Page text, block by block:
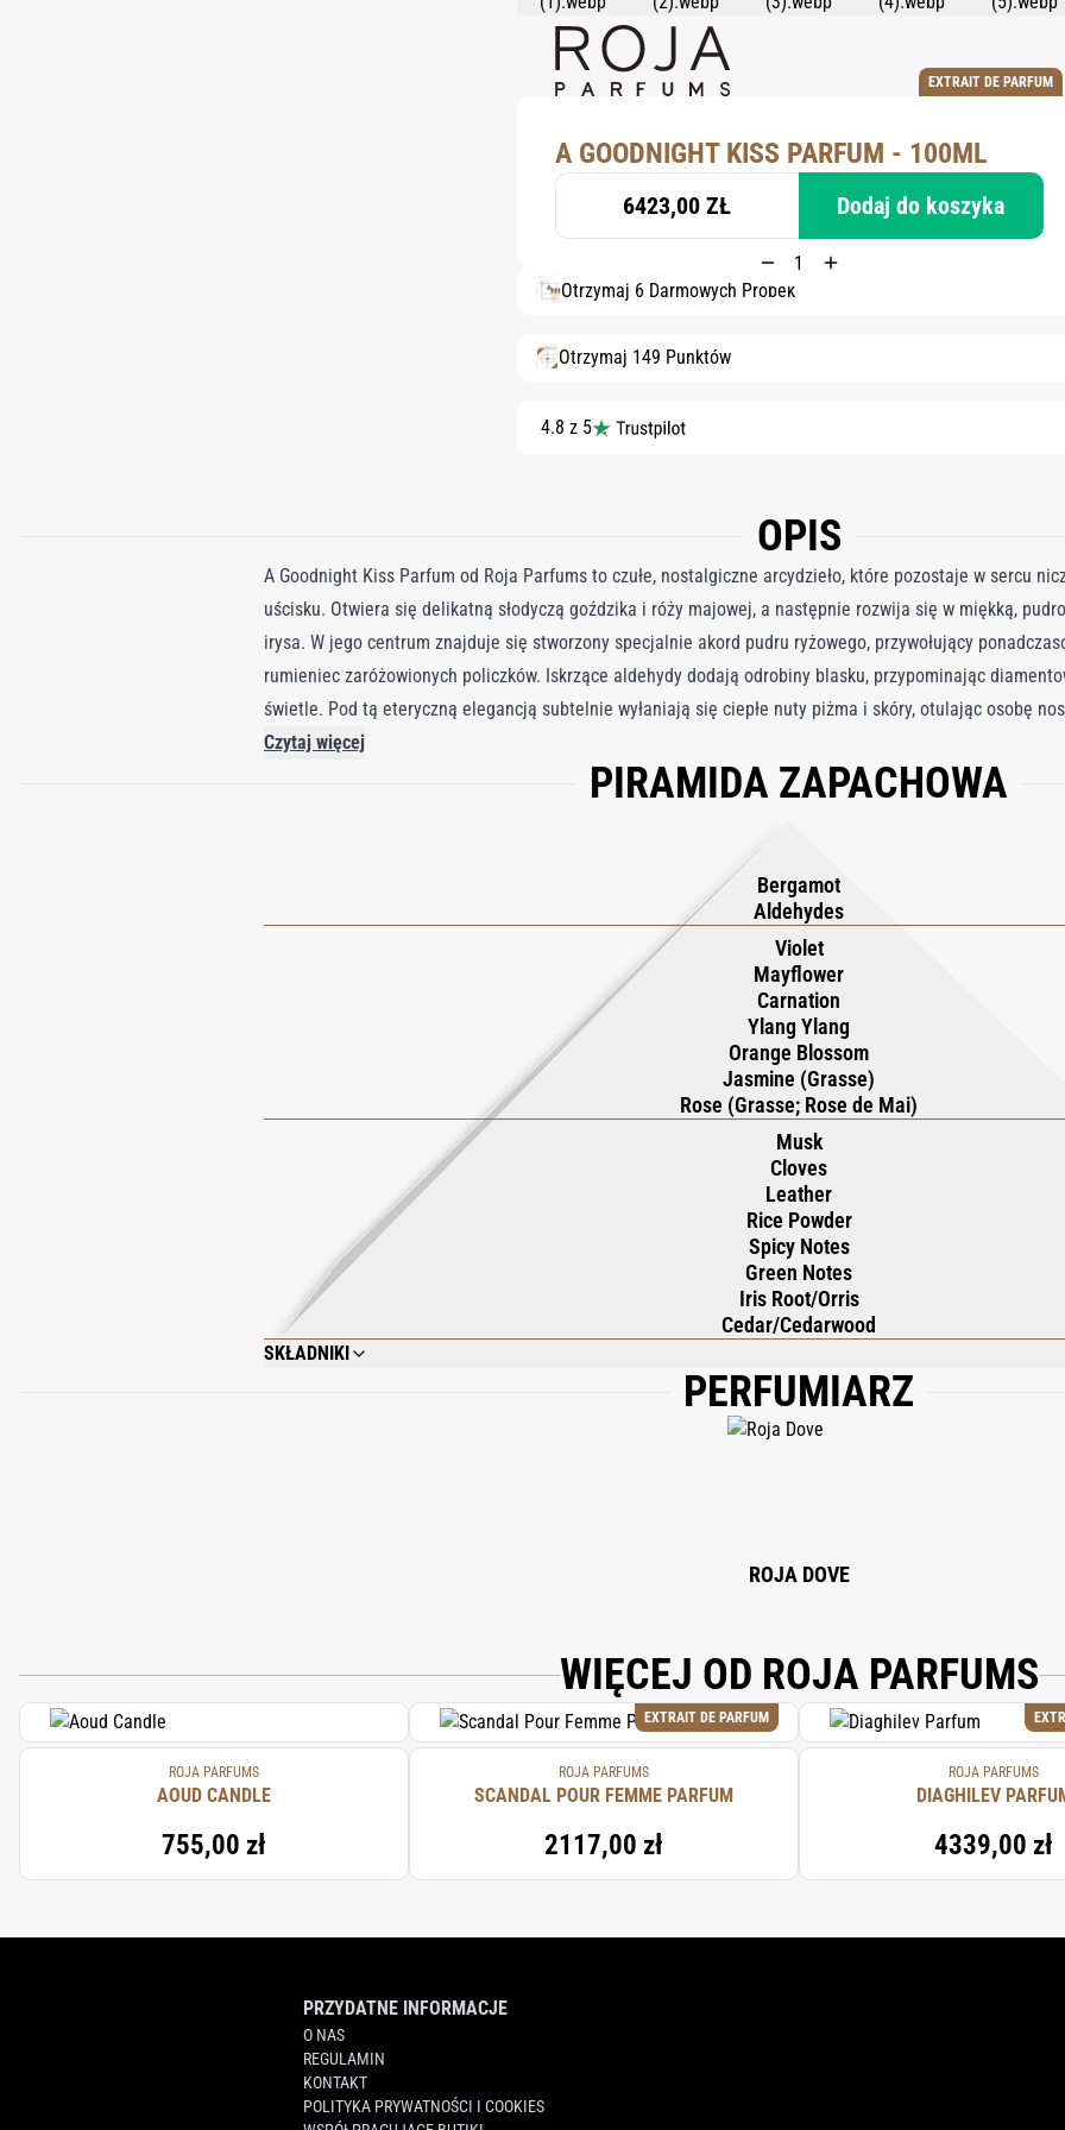
EXTRAIT DE PARFUM
A GOODNIGHT KISS PARFUM - 100ML
6423,00 ZŁ Dodaj do koszyka
Otrzymaj 6 Darmowych Próbek
Otrzymaj 149 Punktów
4.8 z 5
OPIS
A Goodnight Kiss Parfum od Roja Parfums to czułe, nostalgiczne arcydzieło, które pozostaje w sercu
uścisku. Otwiera się delikatną słodyczą goździka i róży majowej, a następnie rozwija się w miękką,
irysa. W jego centrum znajduje się stworzony specjalnie akord pudru ryżowego, przywołujący
rumieniec zaróżowionych policzków. Iskrzące aldehydy dodają odrobiny blasku, przypominając
świetle. Pod tą eteryczną elegancją subtelnie wyłaniają się ciepłe nuty piżma i skóry, otulając osobę
Zainspirowany wspomnieniem Roja Dove z dzieciństwa o czułym pocałunku na dobranoc od matki,
parfum oddaje magię czystej miłości i nostalgii. A Goodnight Kiss Parfum to promienna oda do cennych
Czytaj więcej
PIRAMIDA ZAPACHOWA
Bergamot
Aldehydes
Violet
Mayflower
Carnation
Ylang Ylang
Orange Blossom
Jasmine (Grasse)
Rose (Grasse; Rose de Mai)
Musk
Cloves
Leather
Rice Powder
Spicy Notes
Green Notes
Iris Root/Orris
Cedar/Cedarwood
SKŁADNIKI
ALCOHOL DENAT, PARFUM (FRAGRANCE), GERANIOL, BENZYL SALICYLATE, LINALOOL, ALPHA-ISOMETHYL IONONE,
BENZYL BENZOATE, CITRAL, FARNESOL, CINNAMYL ALCOHOL, ISOEUGENOL, ANISE ALCOHOL, BENZYL ALCOHOL,
PERFUMIARZ
ROJA DOVE
WIĘCEJ OD ROJA PARFUMS
ROJA PARFUMS
AOUD CANDLE
755,00 zł
EXTRAIT DE PARFUM
ROJA PARFUMS
SCANDAL POUR FEMME PARFUM
2117,00 zł
ROJA PARFUMS
DIAGHILEV
4339,00 zł
PRZYDATNE INFORMACJE
O NAS
REGULAMIN
KONTAKT
POLITYKA PRYWATNOŚCI I COOKIES